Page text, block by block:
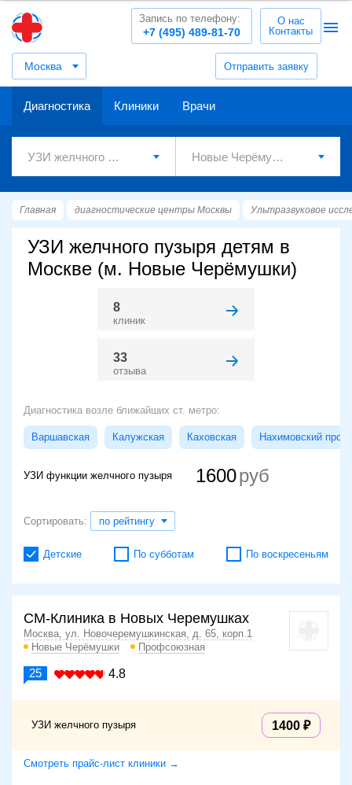
Москва Отправить заявку
+7 (495) 489-81-70
Запись по телефону:
О нас
Контакты
Диагностика Клиники Врачи
Главная диагностические центры Москвы Ультразвуковое
УЗИ желчного пузыря детям в
Москве (м. Новые Черёмушки)
8
клиник
33
отзыва
Диагностика возле ближайших ст. метро:
Варшавская Калужская Каховская Нахимовский
УЗИ функции желчного пузыря 1600
Сортировать: по рейтингу
Детские По субботам По воскресеньям
СМ-Клиника в Новых Черемушках
Москва, ул. Новочеремушкинская, д. 65, корп.1
Новые Черёмушки
Профсоюзная
25 4.8
УЗИ желчного пузыря 1400
Смотреть прайс-лист клиники →